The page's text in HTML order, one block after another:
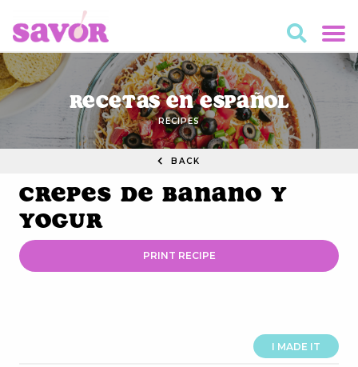
Recetas en Español
RECIPES
BACK
Crepes de Banano y
Yogur
PRINT RECIPE
I MADE IT